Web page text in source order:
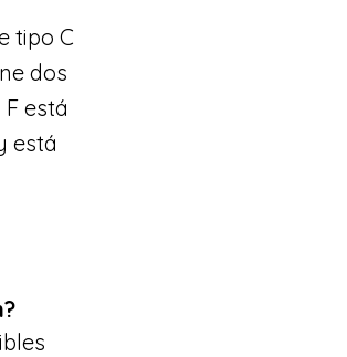
tipo C
dos
está
está